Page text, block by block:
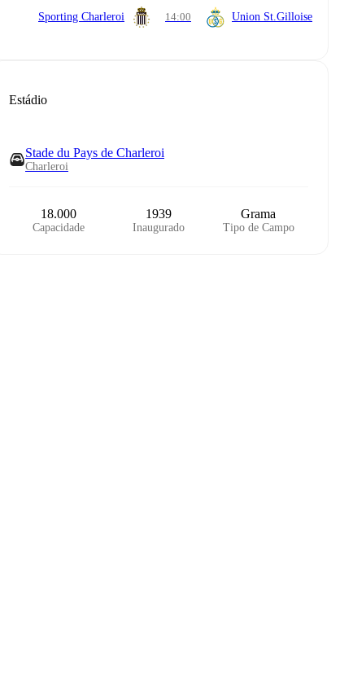
Sporting Charleroi 14:00 Union St.Gilloise
Estádio
Stade du Pays de Charleroi
Charleroi
18.000
Capacidade
1939
Inaugurado
Grama
Tipo de Campo